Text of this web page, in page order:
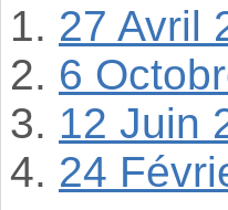
27 Avril
6
12 Juin
24